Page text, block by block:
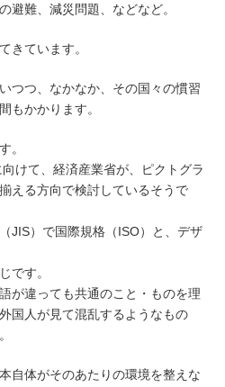
避難、減災問題、などなど。
きています。
つつ、なかなか、その国々の慣習
もかかります。
。
けて、経済産業省が、ピクトグラ
える方向で検討しているそうで
JIS）で国際規格（ISO）と、デザ
です。
が違っても共通のこと・ものを理
国人が見て混乱するようなもの
自体がそのあたりの環境を整えな